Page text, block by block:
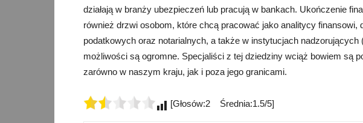
działają w branży ubezpieczeń lub pracują w bankach. Ukończenie
również drzwi osobom, które chcą pracować jako analitycy finansowi,
podatkowych oraz notarialnych, a także w instytucjach
możliwości są ogromne. Specjaliści z tej dziedziny wciąż bowiem są
zarówno w naszym kraju, jak i poza jego granicami.
[Głosów:2 Średnia:1.5/5]